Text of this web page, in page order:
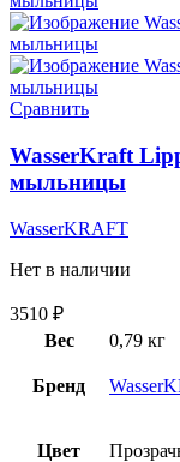
Сравнить
WasserKraft
мыльницы
WasserKRAFT
Нет в наличии
3510 ₽
Вес
0,79 кг
Бренд
Цвет